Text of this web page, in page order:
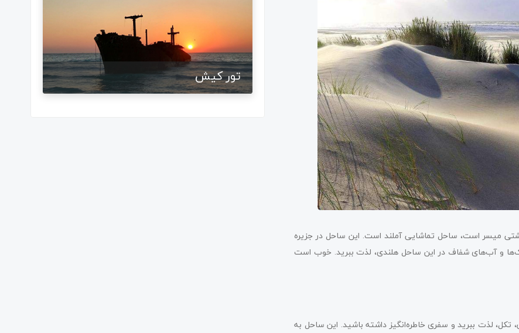
میسر است، ساحل تماشایی آملند است. این ساحل در جزیره
و آب‌های شفاف در این ساحل هلندی، لذت ببرید. خوب است
لذت ببرید و سفری خاطره‌انگیز داشته باشید. این ساحل به
تور کیش